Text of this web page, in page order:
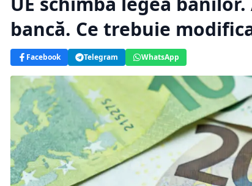
bancă. Ce trebuie
Facebook Telegram WhatsApp